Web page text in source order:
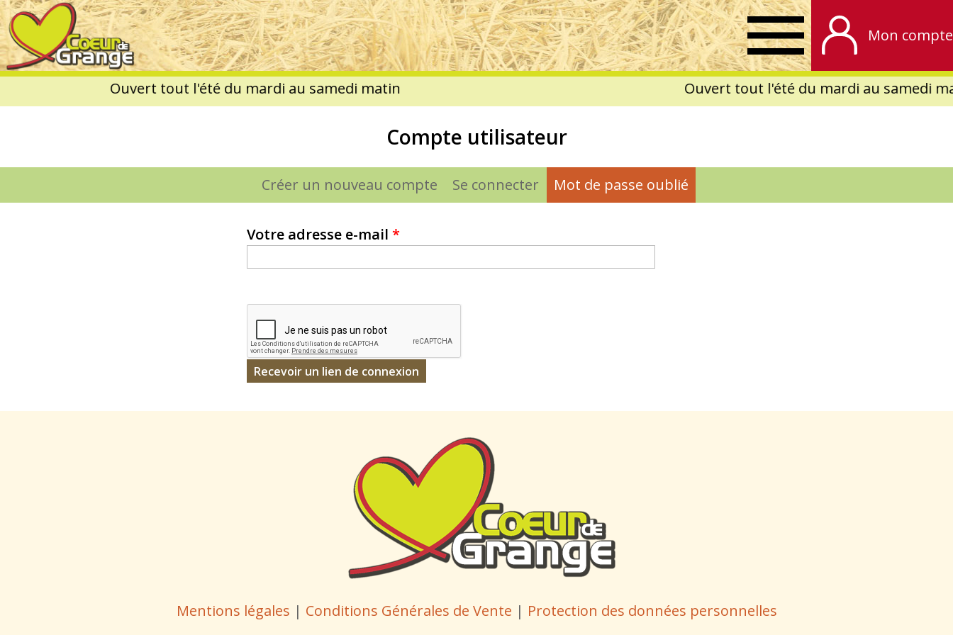
Coeur
de
Grange
Mon compte
Ouvert tout l'été du mardi au samedi
Compte utilisateur
Onglets Créer un nouveau compte Se connecter Mot de passe oublié
Votre adresse e-mail *
Mentions légales | Conditions Générales de Vente | Protection des données personnelles